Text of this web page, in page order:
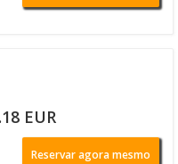
EUR
Reservar agora mesmo